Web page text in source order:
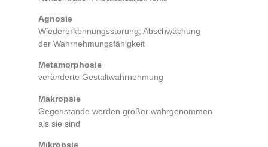
Agnosie
Wiedererkennungsstörung; Abschwächung
der Wahrnehmungsfähigkeit
Metamorphosie
veränderte Gestaltwahrnehmung
Makropsie
Gegenstände werden größer wahrgenommen
als sie sind
Mikropsie